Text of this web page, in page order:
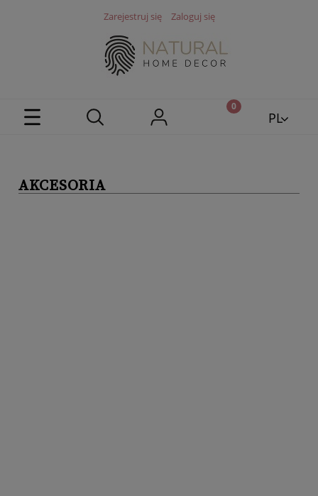
Zarejestruj się Zaloguj się
PL
AKCESORIA